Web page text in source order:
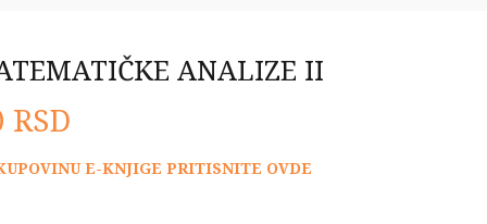
ANALIZE II
RSD
cena
E-KNJIGE PRITISNITE OVDE